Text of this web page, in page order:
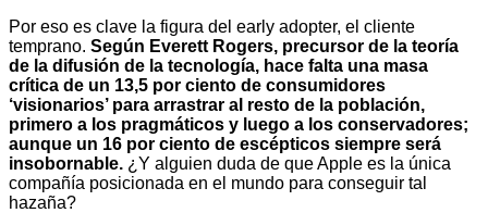
Por eso es clave la figura del early adopter, el cliente
temprano. Según Everett Rogers, precursor de la teoría
de la difusión de la tecnología, hace falta una masa
crítica de un 13,5 por ciento de consumidores
‘visionarios’ para arrastrar al resto de la población,
primero a los pragmáticos y luego a los conservadores;
aunque un 16 por ciento de escépticos siempre será
insobornable. ¿Y alguien duda de que Apple es la única
compañía posicionada en el mundo para conseguir tal
hazaña?